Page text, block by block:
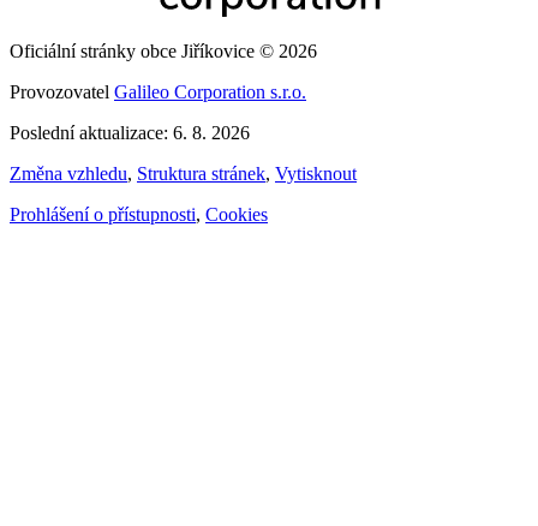
Oficiální stránky obce Jiříkovice © 2026
Provozovatel Galileo Corporation s.r.o.
Poslední aktualizace: 6. 8. 2026
Změna vzhledu, Struktura stránek, Vytisknout
Prohlášení o přístupnosti, Cookies